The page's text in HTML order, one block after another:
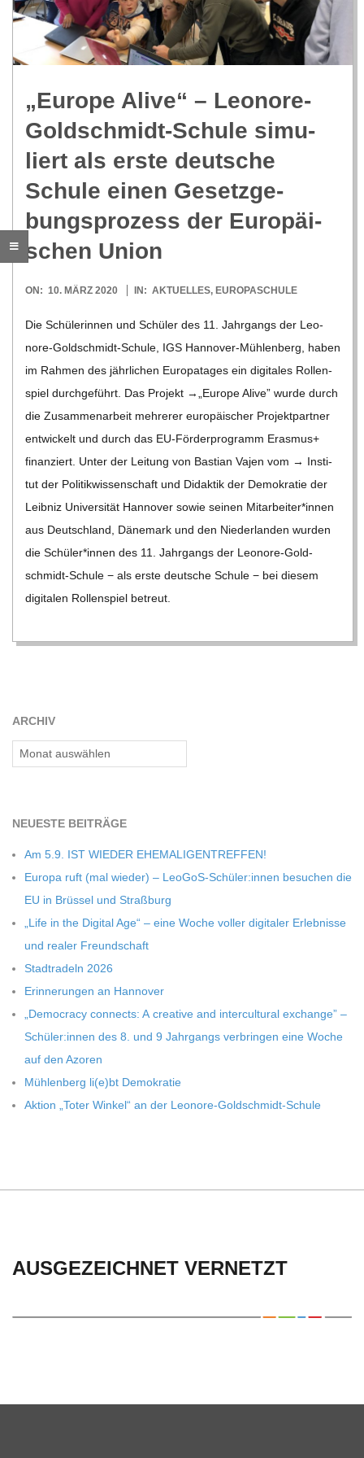
E
G
O
L
D
S
C
H
M
D
T
-
C
U
L
E
„Europe Alive“ – Leo­nore-
Gold­schmidt-Schule simu­
liert als erste deut­sche
Schule einen Gesetz­ge­
bungs­pro­zess der Euro­päi­
schen Union
2020-
ON: 10. MÄRZ 2020 IN: AKTUELLES, EUROPASCHULE
Die Schü­le­rin­nen und Schü­ler des 11. Jahr­gangs der Leo­­
nore-Gol­d­­schmidt-Schule, IGS Han­­no­­ver-Müh­­len­­berg, haben
im Rah­men des jähr­li­chen Euro­pa­ta­ges ein digi­ta­les Rol­len­
spiel durch­ge­führt. Das Pro­jekt →„Europe Alive” wurde durch
die Zusam­men­ar­beit meh­re­rer euro­päi­scher Pro­jekt­part­ner
ent­wi­ckelt und durch das EU-För­­der­­pro­­gramm Eras­mus+
finan­ziert. Unter der Lei­tung von Bas­tian Vajen vom → Insti­
tut der Poli­tik­wis­sen­schaft und Didak­tik der Demo­kra­tie der
Leib­niz Uni­ver­si­tät Han­no­ver sowie sei­nen Mitarbeiter*innen
aus Deutsch­land, Däne­mark und den Nie­der­lan­den wur­den
die Schüler*innen des 11. Jahr­gangs der Leo­­nore-Gol­d­­
schmidt-Schule − als erste deut­sche Schule − bei die­sem
digi­ta­len Rol­len­spiel betreut.
ARCHIV
Archiv
NEU­ESTE BEITRÄGE
Am 5.9. IST WIEDER EHEMALIGENTREFFEN!
Europa ruft (mal wie­der) – LeoGoS-Schüler:innen besu­chen die
EU in Brüs­sel und Straßburg
„Life in the Digi­tal Age“ – eine Woche vol­ler digi­ta­ler Erleb­nisse
und rea­ler Freundschaft
Stadt­ra­deln 2026
Erin­ne­run­gen an Hannover
„Demo­cracy con­nects: A crea­tive and inter­cul­tu­ral exch­ange” –
Schüler:innen des 8. und 9 Jahr­gangs ver­brin­gen eine Woche
auf den Azoren
Müh­len­berg li(e)bt Demokratie
Aktion „Toter Win­kel“ an der Leonore-Goldschmidt-Schule
AUSGEZEICHNET VERNETZT